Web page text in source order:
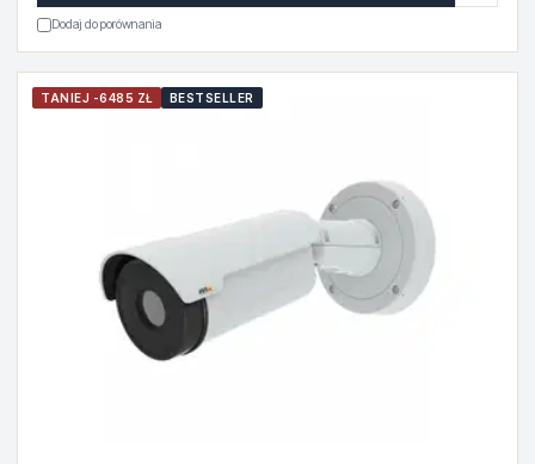
Dodaj do porównania
TANIEJ -6485 ZŁ BESTSELLER